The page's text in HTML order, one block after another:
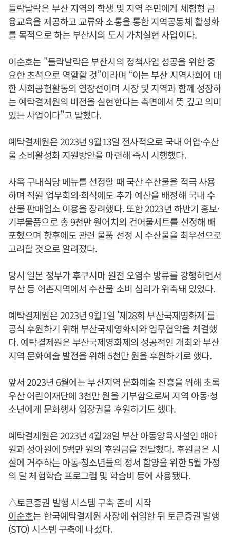
들락날락은 부산 지역의 학생 및 지역 주민에게 체험형 금
융교육을 제공하고 교류와 소통을 통한 지역공동체 활성화
를 목적으로 하는 부산시의 도시 가치실현 사업이다.
이순호는 "들락날락은 부산시의 정책사업 성공을 위한 중
요한 초석으로 역할할 것”이라며 “이는 부산 지역사회에 대
한 사회공헌활동의 연장선이며 시장 및 지역과 함께 성장하
는 예탁결제원의 비전을 실현한다는 측면에서 뜻 깊고 의미
있는 사업이다”고 말했다.
예탁결제원은 2023년 9월13일 전사적으로 국내 어업·수산
물 소비활성화 지원방안을 마련해 즉시 시행했다.
사옥 구내식당 메뉴를 선정할 때 국산 수산물을 적극 사용
하며 직원 업무회의·회식에도 추가 예산을 배정해 국내 수
산물 판매업소 이용을 장려했다. 또한 2023년 하반기 홍보·
기부물품으로 총 9천만 원어치의 건어물세트를 선정해 배
포했으며 향후에도 관련 물품 선정 시 수산물을 최우선으로
고려할 것으로 알려졌다.
당시 일본 정부가 후쿠시마 원전 오염수 방류를 강행하면서
부산 등 어촌지역에서 수산물 소비 심리가 위축돼 있었다.
예탁결제원은 2023년 9월1일 '제28회 부산국제영화제'를
공식 후원하기 위해 부산국제영화제와 업무협약을 체결했
다. 예탁결제원은 부산국제영화제의 성공적인 개최와 부산
지역 문화예술 발전을 위해 5천만 원을 후원하기로 했다.
앞서 2023년 6월에는 부산지역 문화예술 진흥을 위해 초록
우산 어린이재단에 3천만 원을 기부함으로써 지역 아동·청
소년에게 문화행사 입장권을 후원하기도 했다.
예탁결제원은 2023년 4월28일 부산 아동양육시설인 애아
원과 성아원에 5백만 원의 후원금을 전달했다. 후원금은 시
설에 거주하는 아동·청소년들의 정서 함양을 위한 5월 가정
의 달 체험학습 프로그램 및 학습비 등에 사용됐다.
△토큰증권 발행 시스템 구축 준비 시작
이순호는 한국예탁결제원 사장에 취임한 뒤 토큰증권 발행
(STO) 시스템 구축에 나섰다.